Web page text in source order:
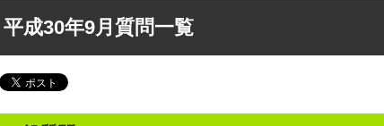
平成30年9月質問一覧